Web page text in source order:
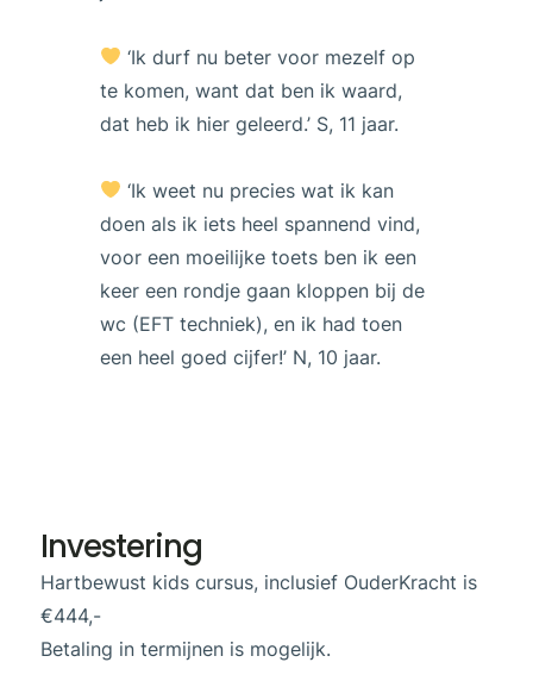
‘Ik durf nu beter voor mezelf op
te komen, want dat ben ik waard,
dat heb ik hier geleerd.’ S, 11 jaar.
‘Ik weet nu precies wat ik kan
doen als ik iets heel spannend vind,
voor een moeilijke toets ben ik een
keer een rondje gaan kloppen bij de
wc (EFT techniek), en ik had toen
een heel goed cijfer!’ N, 10 jaar.
Investering
Hartbewust kids cursus, inclusief OuderKracht is
€444,-
Betaling in termijnen is mogelijk.